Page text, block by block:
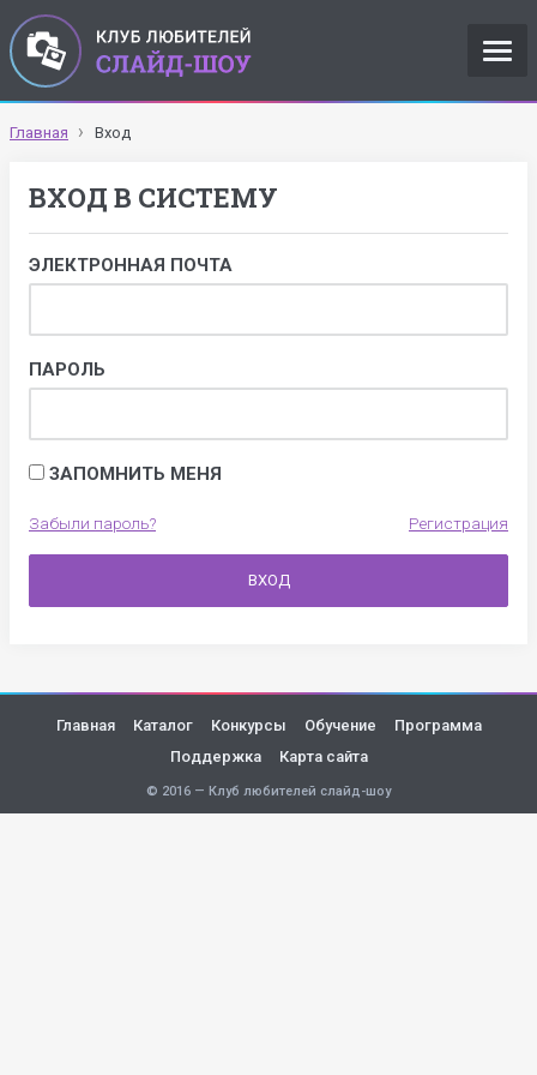
Главная Вход
ВХОД В СИСТЕМУ
ЭЛЕКТРОННАЯ ПОЧТА
ПАРОЛЬ
ЗАПОМНИТЬ МЕНЯ
Забыли пароль? Регистрация
ВХОД
Главная Каталог Конкурсы Обучение
Программа
Поддержка
Карта сайта
© 2016 — Клуб любителей слайд-шоу